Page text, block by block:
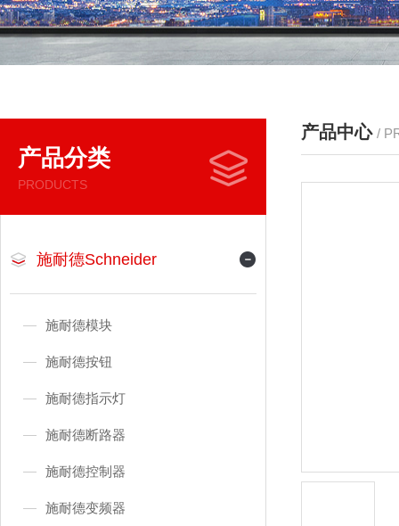
产品分类
PRODUCTS
施耐德Schneider
施耐德模块
施耐德按钮
施耐德指示灯
施耐德断路器
施耐德控制器
施耐德变频器
产品中心 /